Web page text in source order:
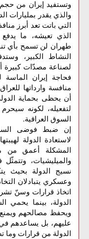
وتستفيد إيران من
والذي يقدر بمليارات
التي باتت تعد أبرز
الذي تعيشه، ما
طهران لن تسمح بأي
النشاط الكبير،
لصناعة مصدّات كبيرة
فحاجة إيران الماسة
منافسة وارداتها
أن يحظى بحماية
لتفعيله، لكونه
السوق العراقية.
إن ضبط فوضى
لاستعادة الدولة
المشكلة أعمق من
والميليشيات،
نسيج الدولة بحيث
وعسكري يتبادلان
اتخاذ قرارات وسنّ
الدولة، بينما يحمي
ويحفظ مصالحهم
عليهم، بل يساعدهم
الدولة من قرارات